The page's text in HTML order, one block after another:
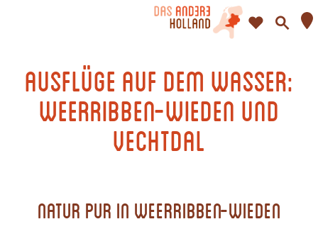
e
e
n
S
z
F
o
r
h
Ausflüge auf dem Wasser:
Weerribben-Wieden und
Vechtdal
Natur pur in Weerribben-Wieden